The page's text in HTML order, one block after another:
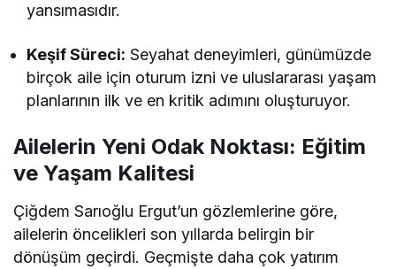
yansımasıdır.
Keşif Süreci: Seyahat deneyimleri, günümüzde
birçok aile için oturum izni ve uluslararası yaşam
planlarının ilk ve en kritik adımını oluşturuyor.
Ailelerin Yeni Odak Noktası: Eğitim
ve Yaşam Kalitesi
Çiğdem Sarıoğlu Ergut’un gözlemlerine göre,
ailelerin öncelikleri son yıllarda belirgin bir
dönüşüm geçirdi. Geçmişte daha çok yatırım